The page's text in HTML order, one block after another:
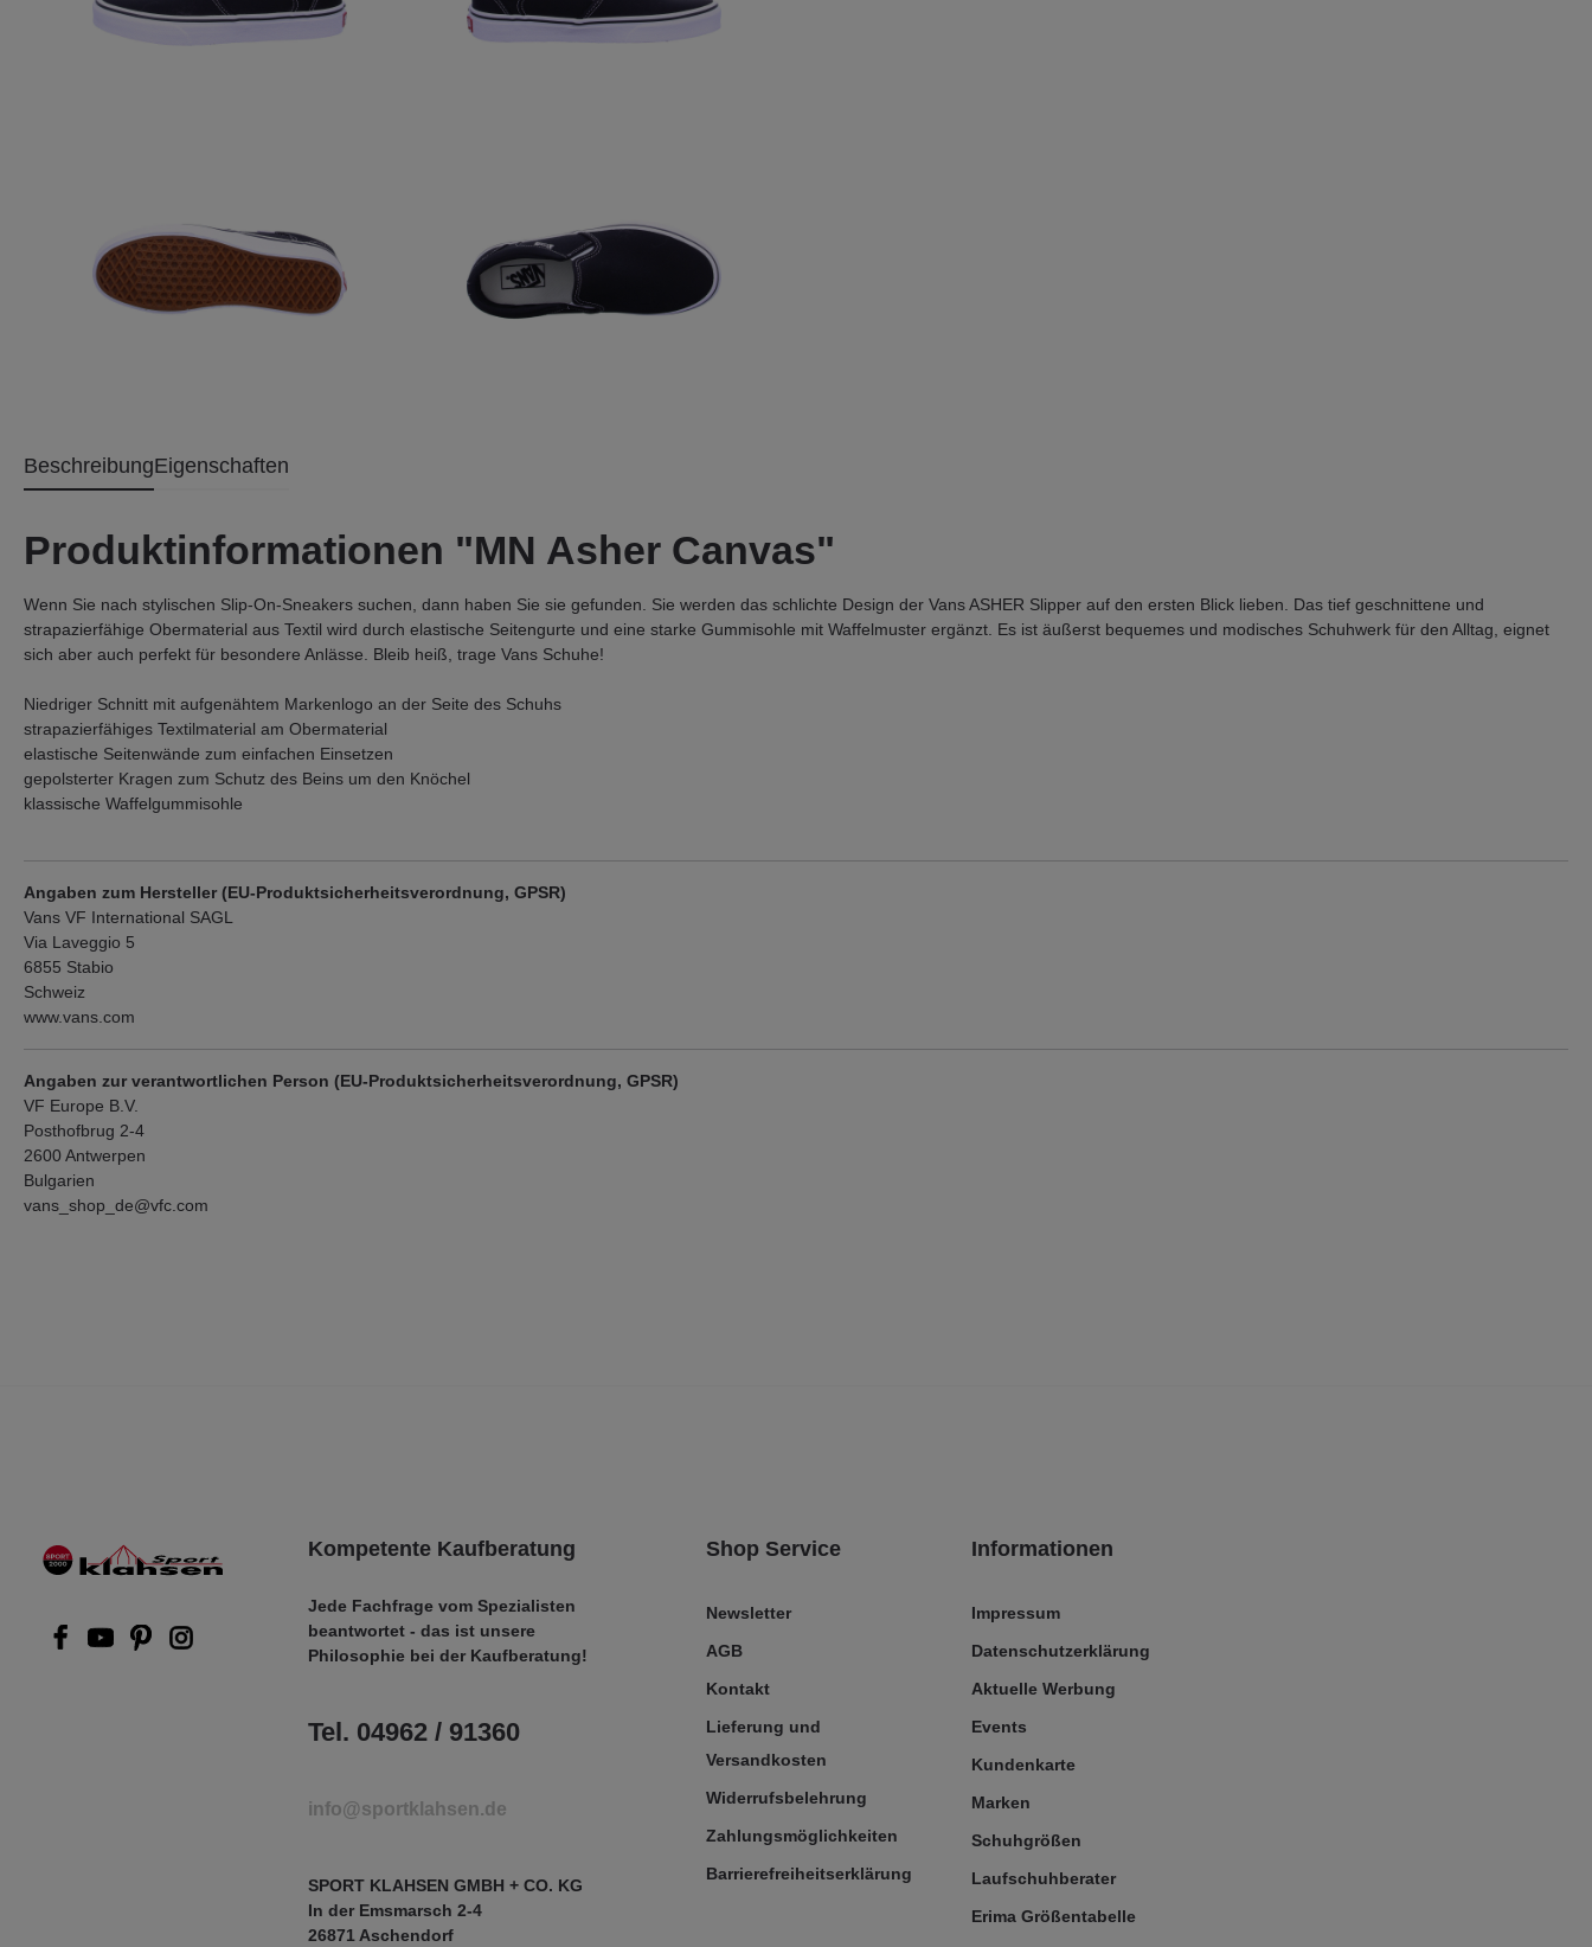
BeschreibungEigenschaften
Produktinformationen "MN Asher Canvas"
Wenn Sie nach stylischen Slip-On-Sneakers suchen, dann haben Sie sie gefunden. Sie werden das schlichte Design der Vans ASHER Slipper auf den ersten Blick lieben. Das tief geschnittene und
strapazierfähige Obermaterial aus Textil wird durch elastische Seitengurte und eine starke Gummisohle mit Waffelmuster ergänzt. Es ist äußerst bequemes und modisches Schuhwerk für den Alltag, eignet
sich aber auch perfekt für besondere Anlässe. Bleib heiß, trage Vans Schuhe!
Niedriger Schnitt mit aufgenähtem Markenlogo an der Seite des Schuhs
strapazierfähiges Textilmaterial am Obermaterial
elastische Seitenwände zum einfachen Einsetzen
gepolsterter Kragen zum Schutz des Beins um den Knöchel
klassische Waffelgummisohle
Angaben zum Hersteller (EU-Produktsicherheitsverordnung, GPSR)
Vans VF International SAGL
Via Laveggio 5
6855 Stabio
Schweiz
www.vans.com
Angaben zur verantwortlichen Person (EU-Produktsicherheitsverordnung, GPSR)
VF Europe B.V.
Posthofbrug 2-4
2600 Antwerpen
Bulgarien
vans_shop_de@vfc.com
Kompetente Kaufberatung
Jede Fachfrage vom Spezialisten
beantwortet - das ist unsere
Philosophie bei der Kaufberatung!
Tel. 04962 / 91360
info@sportklahsen.de
SPORT KLAHSEN GMBH + CO. KG
In der Emsmarsch 2-4
26871 Aschendorf
Shop Service
Newsletter
AGB
Kontakt
Lieferung und
Versandkosten
Widerrufsbelehrung
Zahlungsmöglichkeiten
Barrierefreiheitserklärung
Informationen
Impressum
Datenschutzerklärung
Aktuelle Werbung
Events
Kundenkarte
Marken
Schuhgrößen
Laufschuhberater
Erima Größentabelle